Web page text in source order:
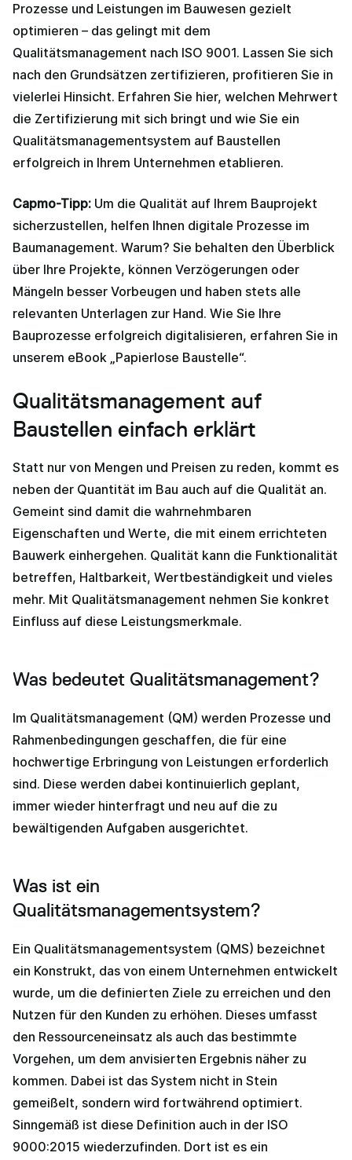
Prozesse und Leistungen im Bauwesen gezielt
optimieren – das gelingt mit dem
Qualitätsmanagement nach ISO 9001. Lassen Sie sich
nach den Grundsätzen zertifizieren, profitieren Sie in
vielerlei Hinsicht. Erfahren Sie hier, welchen Mehrwert
die Zertifizierung mit sich bringt und wie Sie ein
Qualitätsmanagementsystem auf Baustellen
erfolgreich in Ihrem Unternehmen etablieren.
Capmo-Tipp: Um die Qualität auf Ihrem Bauprojekt
sicherzustellen, helfen Ihnen digitale Prozesse im
Baumanagement. Warum? Sie behalten den Überblick
über Ihre Projekte, können Verzögerungen oder
Mängeln besser Vorbeugen und haben stets alle
relevanten Unterlagen zur Hand. Wie Sie Ihre
Bauprozesse erfolgreich digitalisieren, erfahren Sie in
unserem eBook „Papierlose Baustelle“.
Qualitätsmanagement auf
Baustellen einfach erklärt
Statt nur von Mengen und Preisen zu reden, kommt es
neben der Quantität im Bau auch auf die Qualität an.
Gemeint sind damit die wahrnehmbaren
Eigenschaften und Werte, die mit einem errichteten
Bauwerk einhergehen. Qualität kann die Funktionalität
betreffen, Haltbarkeit, Wertbeständigkeit und vieles
mehr. Mit Qualitätsmanagement nehmen Sie konkret
Einfluss auf diese Leistungsmerkmale.
Was bedeutet Qualitätsmanagement?
Im Qualitätsmanagement (QM) werden Prozesse und
Rahmenbedingungen geschaffen, die für eine
hochwertige Erbringung von Leistungen erforderlich
sind. Diese werden dabei kontinuierlich geplant,
immer wieder hinterfragt und neu auf die zu
bewältigenden Aufgaben ausgerichtet.
Was ist ein
Qualitätsmanagementsystem?
Ein Qualitätsmanagementsystem (QMS) bezeichnet
ein Konstrukt, das von einem Unternehmen entwickelt
wurde, um die definierten Ziele zu erreichen und den
Nutzen für den Kunden zu erhöhen. Dieses umfasst
den Ressourceneinsatz als auch das bestimmte
Vorgehen, um dem anvisierten Ergebnis näher zu
kommen. Dabei ist das System nicht in Stein
gemeißelt, sondern wird fortwährend optimiert.
Sinngemäß ist diese Definition auch in der ISO
9000:2015 wiederzufinden. Dort ist es ein